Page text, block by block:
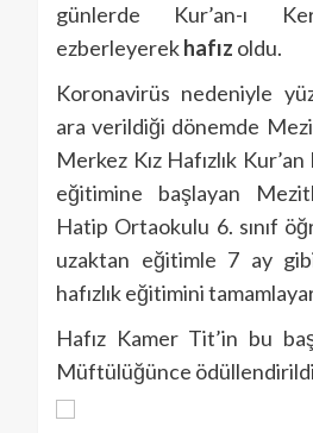
günlerde Kur’an-ı
ezberleyerekhafız oldu.
Koronavirüs nedeniyle
ara verildiği dönemde
Merkez Kız Hafızlık Kur’an
eğitimine başlayan
Hatip Ortaokulu 6. sınıf
uzaktan eğitimle 7 ay
hafızlık eğitimini
Hafız Kamer Tit’in bu
Müftülüğünce